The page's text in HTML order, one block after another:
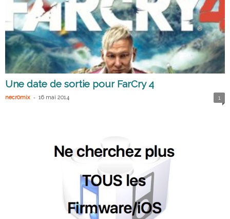
Une date de sortie pour FarCry 4
necr0mix - 16 mai 2014 1